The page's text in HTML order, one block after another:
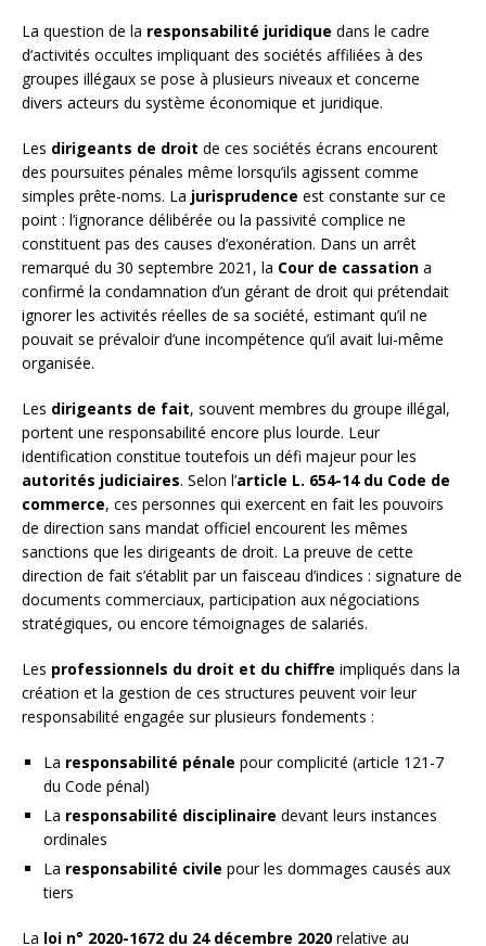
La question de la responsabilité juridique dans le cadre
d’activités occultes impliquant des sociétés affiliées à des
groupes illégaux se pose à plusieurs niveaux et concerne
divers acteurs du système économique et juridique.
Les dirigeants de droit de ces sociétés écrans encourent
des poursuites pénales même lorsqu’ils agissent comme
simples prête-noms. La jurisprudence est constante sur ce
point : l’ignorance délibérée ou la passivité complice ne
constituent pas des causes d’exonération. Dans un arrêt
remarqué du 30 septembre 2021, la Cour de cassation a
confirmé la condamnation d’un gérant de droit qui prétendait
ignorer les activités réelles de sa société, estimant qu’il ne
pouvait se prévaloir d’une incompétence qu’il avait lui-même
organisée.
Les dirigeants de fait, souvent membres du groupe illégal,
portent une responsabilité encore plus lourde. Leur
identification constitue toutefois un défi majeur pour les
autorités judiciaires. Selon l’article L. 654-14 du Code de
commerce, ces personnes qui exercent en fait les pouvoirs
de direction sans mandat officiel encourent les mêmes
sanctions que les dirigeants de droit. La preuve de cette
direction de fait s’établit par un faisceau d’indices : signature de
documents commerciaux, participation aux négociations
stratégiques, ou encore témoignages de salariés.
Les professionnels du droit et du chiffre impliqués dans la
création et la gestion de ces structures peuvent voir leur
responsabilité engagée sur plusieurs fondements :
La responsabilité pénale pour complicité (article 121-7
du Code pénal)
La responsabilité disciplinaire devant leurs instances
ordinales
La responsabilité civile pour les dommages causés aux
tiers
La loi n° 2020-1672 du 24 décembre 2020 relative au